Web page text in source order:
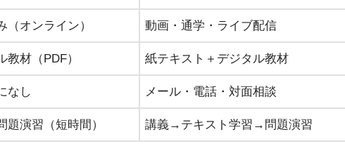
（オンライン） 動画・通学・ライブ配信
教材（PDF） 紙テキスト＋デジタル教材
なし メール・電話・対面相談
演習（短時間） 講義→テキスト学習→問題演習